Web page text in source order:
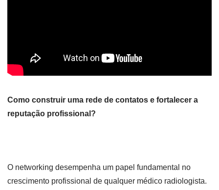
Como construir uma rede de contatos e fortalecer a
reputação profissional?
O networking desempenha um papel fundamental no
crescimento profissional de qualquer médico radiologista.